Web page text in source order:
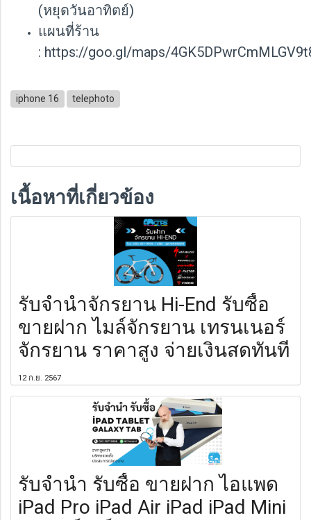
(หยุดวันอาทิตย์)
แผนที่ร้าน
: https://goo.gl/maps/
iphone 16 telephoto
เนื้อหาที่เกี่ยวข้อง
รับจำนำจักรยาน Hi-End รับซื้อ
ขายฝาก ไมล์จักรยาน เทรนเนอร์
จักรยาน ราคาสูง จ่ายเงินสดทันที
12 ก.ย. 2567
รับจำนำ รับซื้อ ขายฝาก ไอแพด
iPad Pro iPad Air iPad iPad Mini